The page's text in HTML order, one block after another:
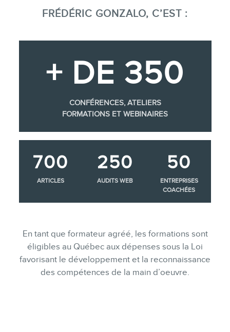
FRÉDÉRIC GONZALO, C’EST :
+ DE 350
CONFÉRENCES, ATELIERS
FORMATIONS ET WEBINAIRES
700
ARTICLES
250
AUDITS WEB
50
ENTREPRISES
COACHÉES
En tant que formateur agréé, les formations sont
éligibles au Québec aux dépenses sous la Loi
favorisant le développement et la reconnaissance
des compétences de la main d’oeuvre.